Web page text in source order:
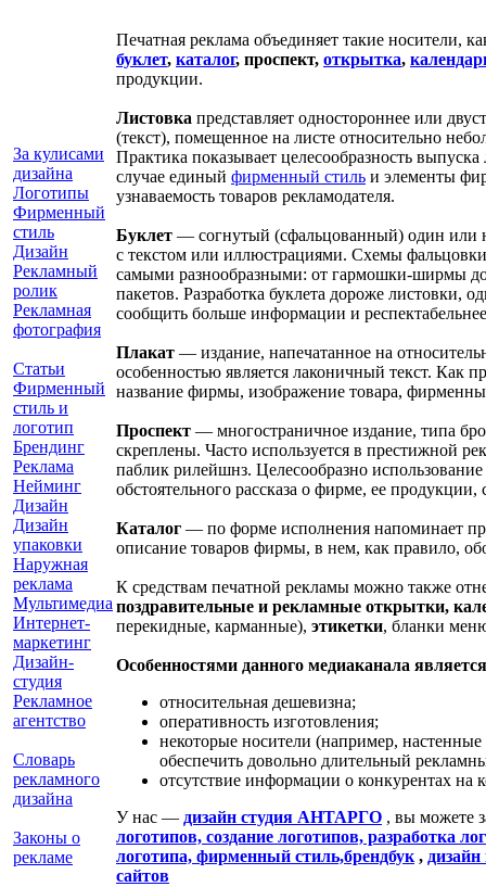
За кулисами
дизайна
Логотипы
Фирменный
стиль
Дизайн
Рекламный
ролик
Рекламная
фотография
Статьи
Фирменный
стиль и
логотип
Брендинг
Реклама
Нейминг
Дизайн
Дизайн
упаковки
Наружная
реклама
Мультимедиа
Интернет-
маркетинг
Дизайн-
студия
Рекламное
агентство
Словарь
рекламного
дизайна
Законы о
рекламе
Печатная реклама объединяет такие носители,
буклет, каталог, проспект, открытка,
продукции.
Листовка представляет одностороннее или
(текст), помещенное на листе относительно
Практика показывает целесообразность
случае единый фирменный стиль и элементы
узнаваемость товаров рекламодателя.
Буклет — согнутый (сфальцованный) один или
с текстом или иллюстрациями. Схемы
самыми разнообразными: от гармошки-ширмы
пакетов. Разработка буклета дороже листовки,
сообщить больше информации и
Плакат — издание, напечатанное на
особенностью является лаконичный текст. Как
название фирмы, изображение товара,
Проспект — многостраничное издание, типа
скреплены. Часто используется в престижной
паблик рилейшнз. Целесообразно использование
обстоятельного рассказа о фирме, ее продукции,
Каталог — по форме исполнения напоминает
описание товаров фирмы, в нем, как правило,
К средствам печатной рекламы можно также
поздравительные и рекламные открытки,
перекидные, карманные), этикетки, бланки
Особенностями данного медиаканала
относительная дешевизна;
оперативность изготовления;
некоторые носители (например,
обеспечить довольно длительный
отсутствие информации о конкурентах на
У нас — дизайн студия АНТАРГО , вы можете
логотипов, создание логотипов, разработка
логотипа, фирменный стиль,брендбук , дизайн
сайтов